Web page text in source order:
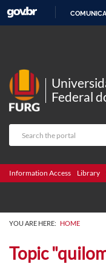
Federal
Information Access Library
YOU ARE HERE: HOME
Topic